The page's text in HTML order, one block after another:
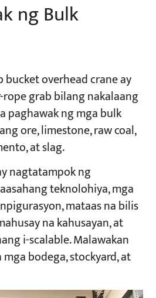
ng Bulk
overhead crane ay
grab bilang nakalaang
paghawak ng mga bulk
ore, limestone, raw coal,
at slag.
nagtatampok ng
teknolohiya, mga
mataas na bilis
na kahusayan, at
i-scalable. Malawakan
bodega, stockyard, at